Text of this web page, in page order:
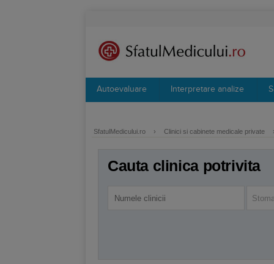
Autoevaluare Interpretare analize
SfatulMedicului.ro › Clinici si cabinete medicale private
Cauta clinica potrivita